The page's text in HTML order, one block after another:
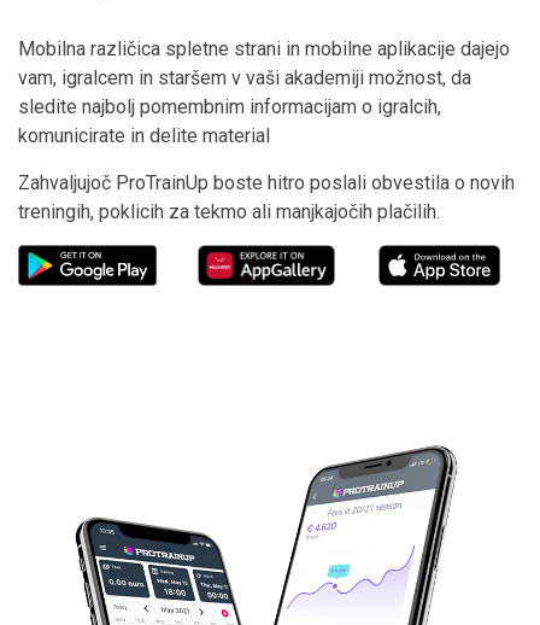
Mobilna različica spletne strani in mobilne aplikacije dajejo
vam, igralcem in staršem v vaši akademiji možnost, da
sledite najbolj pomembnim informacijam o igralcih,
komunicirate in delite material
Zahvaljujoč ProTrainUp boste hitro poslali obvestila o novih
treningih, poklicih za tekmo ali manjkajočih plačilih.